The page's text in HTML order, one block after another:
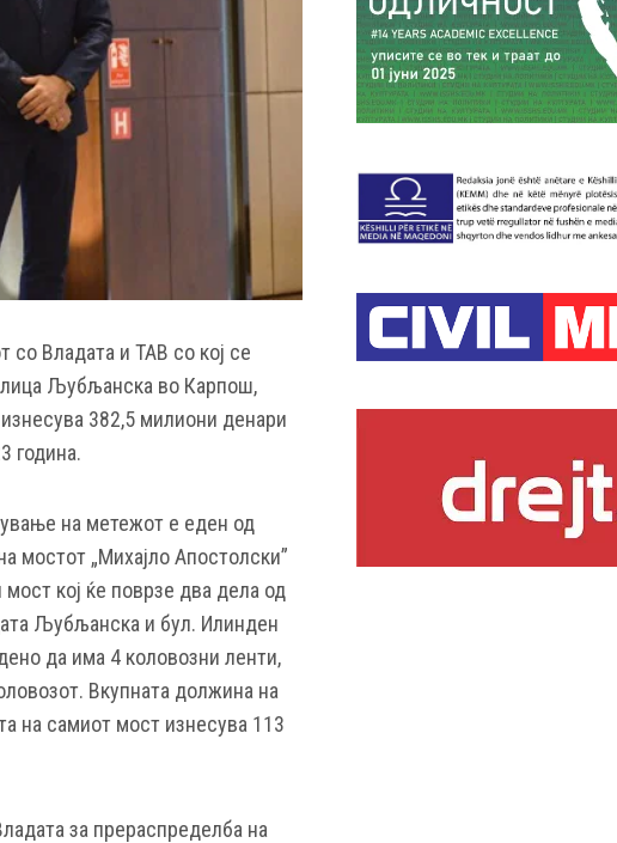
со Владата и ТАВ со кој се
Љубљанска во Карпош,
382,5 милиони денари
година.
на метежот е еден од
мостот „Михајло Апостолски”
кој ќе поврзе два дела од
Љубљанска и бул. Илинден
да има 4 коловозни ленти,
Вкупната должина на
на самиот мост изнесува 113
за прераспределба на